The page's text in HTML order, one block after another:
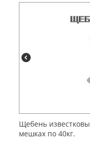
Щебень
мешках по 40кг.